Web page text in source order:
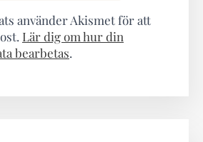
använder Akismet för att
Lär dig om hur din
bearbetas.